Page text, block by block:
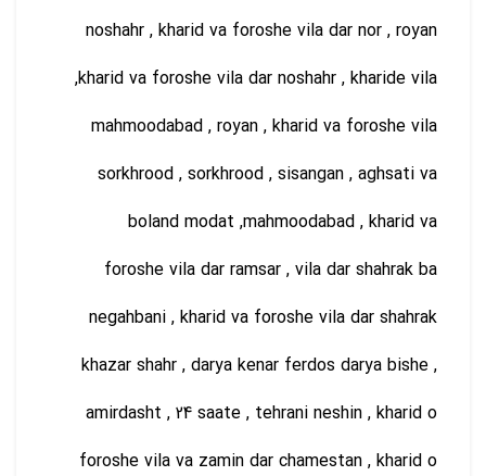
noshahr , kharid va foroshe vila dar nor , royan
,kharid va foroshe vila dar noshahr , kharide vila
mahmoodabad , royan , kharid va foroshe vila
sorkhrood , sorkhrood , sisangan , aghsati va
boland modat ,mahmoodabad , kharid va
foroshe vila dar ramsar , vila dar shahrak ba
negahbani , kharid va foroshe vila dar shahrak
khazar shahr , darya kenar ferdos darya bishe ,
amirdasht , 24 saate , tehrani neshin , kharid o
foroshe vila va zamin dar chamestan , kharid o